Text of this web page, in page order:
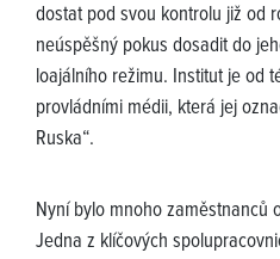
dostat pod svou kontrolu již od
neúspěšný pokus dosadit do
loajálního režimu. Institut je od
provládními médii, která jej
Ruska“.
Nyní bylo mnoho zaměstnanců
Jedna z klíčových